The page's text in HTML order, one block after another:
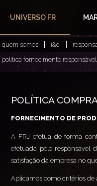
UNIVERSO FR
quem somos i&d
política fornecimento responsável
POLÍTICA
FORNECIMENTO DE
A FRJ efetua de forma
efetuada pelo responsável
satisfação da empresa no
Aplicamos como critérios de